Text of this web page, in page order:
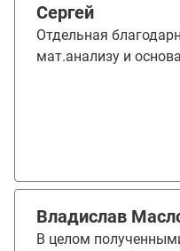
меня к дальнейшей
Рекомендую этот
машинное обучение.
Сергей
Отдельная
мат.анализу и
Владислав
В целом